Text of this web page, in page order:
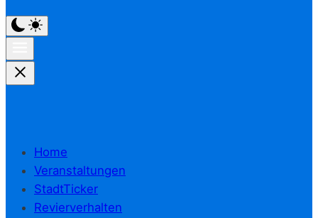
Home
Veranstaltungen
StadtTicker
Revierverhalten